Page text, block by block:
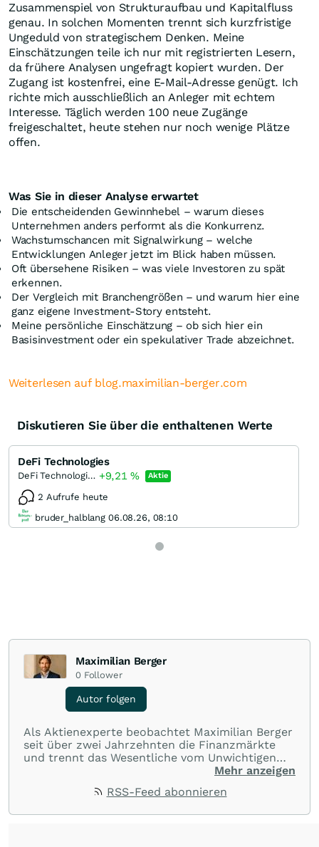
Zusammenspiel von Strukturaufbau und Kapitalfluss
genau. In solchen Momenten trennt sich kurzfristige
Ungeduld von strategischem Denken. Meine
Einschätzungen teile ich nur mit registrierten Lesern,
da frühere Analysen ungefragt kopiert wurden. Der
Zugang ist kostenfrei, eine E-Mail-Adresse genügt. Ich
richte mich ausschließlich an Anleger mit echtem
Interesse. Täglich werden 100 neue Zugänge
freigeschaltet, heute stehen nur noch wenige Plätze
offen.
Was Sie in dieser Analyse erwartet
Die entscheidenden Gewinnhebel – warum dieses
Unternehmen anders performt als die Konkurrenz.
Wachstumschancen mit Signalwirkung – welche
Entwicklungen Anleger jetzt im Blick haben müssen.
Oft übersehene Risiken – was viele Investoren zu spät
erkennen.
Der Vergleich mit Branchengrößen – und warum hier eine
ganz eigene Investment-Story entsteht.
Meine persönliche Einschätzung – ob sich hier ein
Basisinvestment oder ein spekulativer Trade abzeichnet.
Weiterlesen auf blog.maximilian-berger.com
Diskutieren Sie über die enthaltenen Werte
DeFi Technologies
DeFi Technologies +9,21% Aktie
2 Aufrufe heute
bruder_halblang 06.08.26, 08:10
Maximilian Berger
0 Follower
Autor folgen
Als Aktienexperte beobachtet Maximilian Berger
seit über zwei Jahrzehnten die Finanzmärkte
und trennt das Wesentliche vom Unwichtigen
und liefert wöchentlich klare, unabhängige
und Renditen liefern.
Mehr anzeigen
RSS-Feed abonnieren